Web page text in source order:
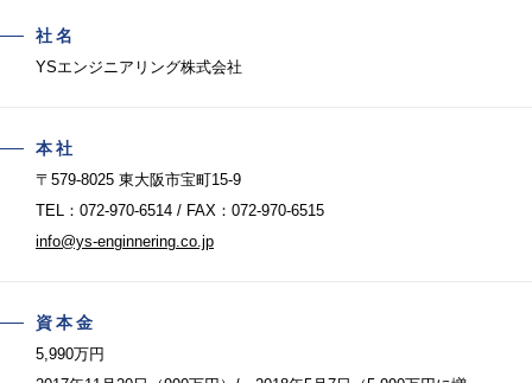
社名
YSエンジニアリング株式会社
本社
〒579-8025 東大阪市宝町15-9
TEL：072-970-6514 / FAX：072-970-6515
info@ys-enginnering.co.jp
資本金
5,990万円